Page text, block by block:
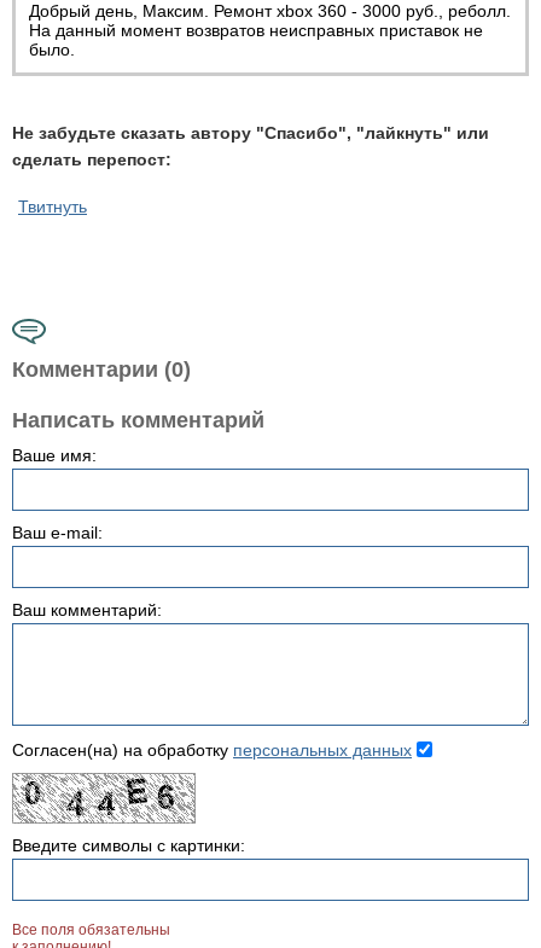
Добрый день, Максим. Ремонт xbox 360 - 3000 руб., реболл.
На данный момент возвратов неисправных приставок не
было.
Не забудьте сказать автору "Спасибо", "лайкнуть" или
сделать перепост:
Твитнуть
Комментарии (0)
Написать комментарий
Ваше имя:
Ваш e-mail:
Ваш комментарий:
Согласен(на) на обработку персональных данных
Введите символы с картинки:
Все поля обязательны